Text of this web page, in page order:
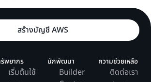
สร้างบัญชี AWS
พยากร
เริ่มต้นใช้
นักพัฒนา
Builder
ความช่วยเหลือ
ติดต่อเรา